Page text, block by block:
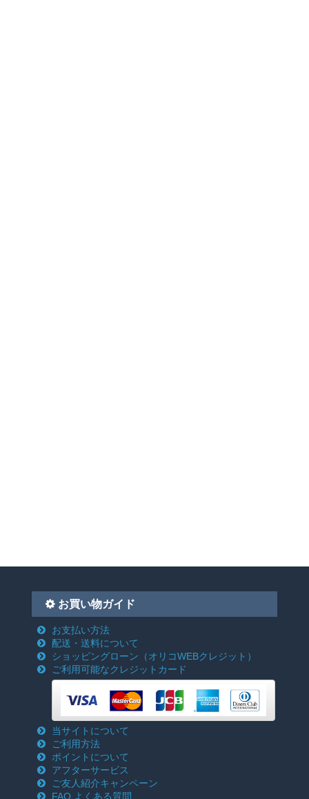
お買い物ガイド
お支払い方法
配送・送料について
ショッピングローン （オリコWEBクレジット）
ご利用可能なクレジットカード
当サイトについて
ご利用方法
ポイントについて
アフターサービス
ご友人紹介キャンペーン
FAQ よくある質問